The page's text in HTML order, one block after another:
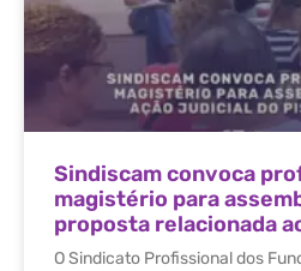
Sindiscam convoca
magistério para
proposta relacionada
O Sindicato Profissional dos